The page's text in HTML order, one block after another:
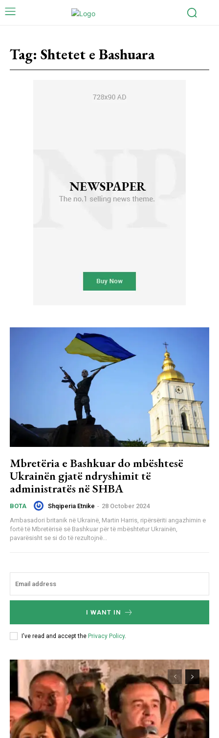
Tag: Shtetet e Bashuara
Mbretëria e Bashkuar do mbështesë
Ukrainën gjatë ndryshimit të
administratës në SHBA
BOTA Shqiperia Etnike - 28 October 2024
Ambasadori britanik në Ukrainë, Martin Harris, ripërsëriti angazhimin e
fortë të Mbretërisë së Bashkuar për të mbështetur Ukrainën,
pavarësisht se si do të rezultojnë...
I WANT IN
I've read and accept the Privacy Policy.